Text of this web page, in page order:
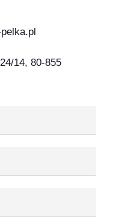
14, 80-855